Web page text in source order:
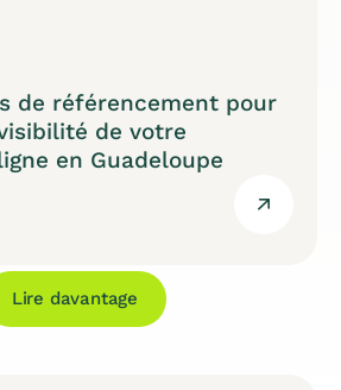
de référencement pour
de votre
en Guadeloupe
Lire davantage